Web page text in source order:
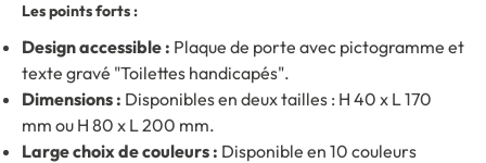
Les points forts :
Design accessible : Plaque de porte avec pictogramme et
texte gravé "Toilettes handicapés".
Dimensions : Disponibles en deux tailles : H 40 x L 170
mm ou H 80 x L 200 mm.
Large choix de couleurs : Disponible en 10 couleurs